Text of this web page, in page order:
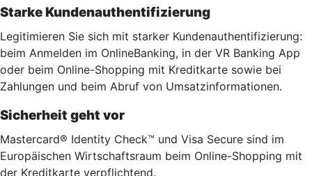
Starke Kundenauthentifizierung
Legitimieren Sie sich mit starker Kundenauthentifizierung:
beim Anmelden im OnlineBanking, in der VR Banking App
oder beim Online-Shopping mit Kreditkarte sowie bei
Zahlungen und beim Abruf von Umsatzinformationen.
Sicherheit geht vor
Mastercard® Identity Check™ und Visa Secure sind im
Europäischen Wirtschaftsraum beim Online-Shopping mit
der Kreditkarte verpflichtend.